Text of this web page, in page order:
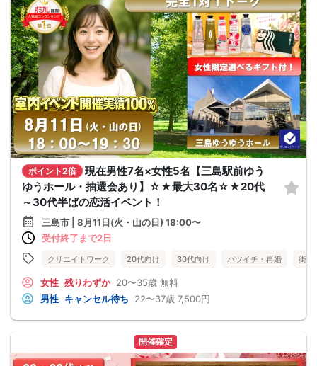
ポイント2倍
現在男性7名×女性5名【三島駅前ゆう
ゆうホール・抽選会あり】☆★最大30名☆★20代
～30代半ばの恋活イベント！
三島市 | 8月11日(火・山の日) 18:00〜
受付終了まで2日
クリエイトワーク 20代向け 30代向け バツイチ・再婚 街コ
女性 残りわずか 20〜35歳 無料
男性 キャンセル待ち 22〜37歳 7,500円
開催確定